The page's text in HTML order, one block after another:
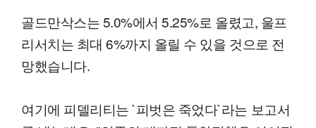
골드만삭스는 5.0%에서 5.25%로 올렸고, 울프
리서치는 최대 6%까지 올릴 수 있을 것으로 전
망했습니다.
여기에 피델리티는 `피벗은 죽었다`라는 보고서